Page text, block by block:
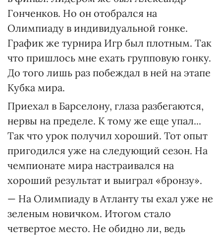
Гонченков. Но он отобрался на
Олимпиаду в индивидуальной гонке.
График же турнира Игр был плотным. Так
что пришлось мне ехать групповую гонку.
До того лишь раз побеждал в ней на этапе
Кубка мира.
Приехал в Барселону, глаза разбегаются,
нервы на пределе. К тому же еще упал...
Так что урок получил хороший. Тот опыт
пригодился уже на следующий сезон. На
чемпионате мира настраивался на
хороший результат и выиграл «бронзу».
— На Олимпиаду в Атланту ты ехал уже не
зеленым новичком. Итогом стало
четвертое место. Не обидно ли, ведь